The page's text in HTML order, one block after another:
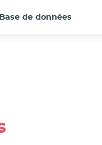
Base de données